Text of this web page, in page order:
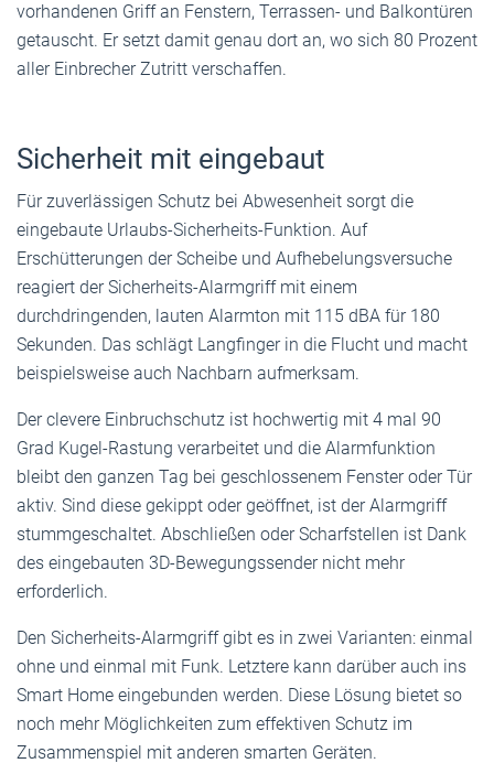
vorhandenen Griff an Fenstern, Terrassen- und Balkontüren
getauscht. Er setzt damit genau dort an, wo sich 80 Prozent
aller Einbrecher Zutritt verschaffen.
Sicherheit mit eingebaut
Für zuverlässigen Schutz bei Abwesenheit sorgt die
eingebaute Urlaubs-Sicherheits-Funktion. Auf
Erschütterungen der Scheibe und Aufhebelungsversuche
reagiert der Sicherheits-Alarmgriff mit einem
durchdringenden, lauten Alarmton mit 115 dBA für 180
Sekunden. Das schlägt Langfinger in die Flucht und macht
beispielsweise auch Nachbarn aufmerksam.
Der clevere Einbruchschutz ist hochwertig mit 4 mal 90
Grad Kugel-Rastung verarbeitet und die Alarmfunktion
bleibt den ganzen Tag bei geschlossenem Fenster oder Tür
aktiv. Sind diese gekippt oder geöffnet, ist der Alarmgriff
stummgeschaltet. Abschließen oder Scharfstellen ist Dank
des eingebauten 3D-Bewegungssender nicht mehr
erforderlich.
Den Sicherheits-Alarmgriff gibt es in zwei Varianten: einmal
ohne und einmal mit Funk. Letztere kann darüber auch ins
Smart Home eingebunden werden. Diese Lösung bietet so
noch mehr Möglichkeiten zum effektiven Schutz im
Zusammenspiel mit anderen smarten Geräten.